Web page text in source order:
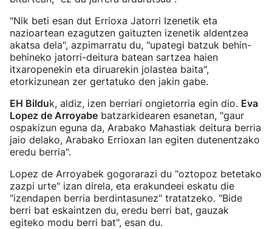
"Nik beti esan dut Errioxa Jatorri Izenetik eta
nazioartean ezagutzen gaituzten izenetik aldentzea
akatsa dela", azpimarratu du, "upategi batzuk behin-
behineko jatorri-deitura batean sartzea haien
itxaropenekin eta diruarekin jolastea baita",
etorkizunean zer gertatuko den jakin gabe.
EH Bilduk, aldiz, izen berriari ongietorria egin dio. Eva
Lopez de Arroyabe batzarkidearen esanetan, "gaur
ospakizun eguna da, Arabako Mahastiak deitura berria
jaio delako, Arabako Errioxan lan egiten dutenentzako
eredu berria".
Lopez de Arroyabek gogorarazi du "oztopoz betetako
zazpi urte" izan direla, eta erakundeei eskatu die
"izendapen berria berdintasunez" tratatzeko. "Bide
berri bat eskaintzen du, eredu berri bat, gauzak
egiteko modu berri bat", esan du.